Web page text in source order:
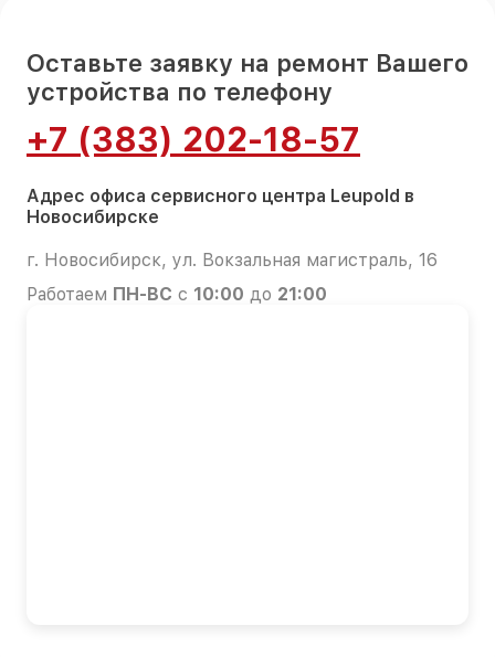
Оставьте заявку на ремонт Вашего
устройства по телефону
+7 (383) 202-18-57
Адрес офиса сервисного центра Leupold в
Новосибирске
г. Новосибирск, ул. Вокзальная магистраль, 16
Работаем ПН-ВС с 10:00 до 21:00